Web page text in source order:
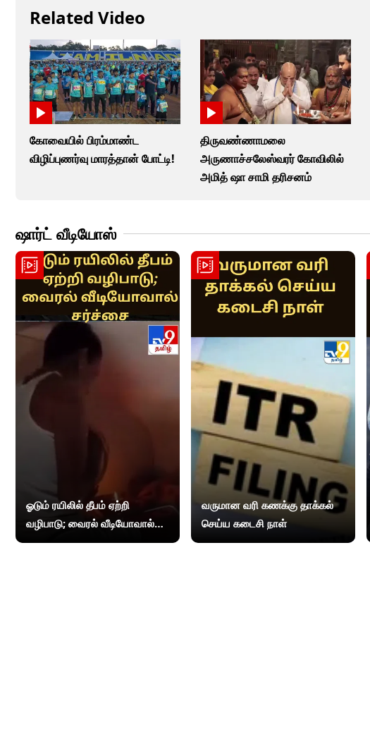
Related Video
கோவையில் பிரம்மாண்ட
விழிப்புணர்வு மாரத்தான் போட்டி!
திருவண்ணாமலை
அருணாச்சலேஸ்வரர் கோவிலில்
அமித் ஷா சாமி தரிசனம்
ஷார்ட் வீடியோஸ்
ஓடும் ரயிலில் தீபம் ஏற்றி
வழிபாடு; வைரல் வீடியோவால்
சர்ச்சை
வருமான வரி கணக்கு தாக்கல்
செய்ய கடைசி நாள்